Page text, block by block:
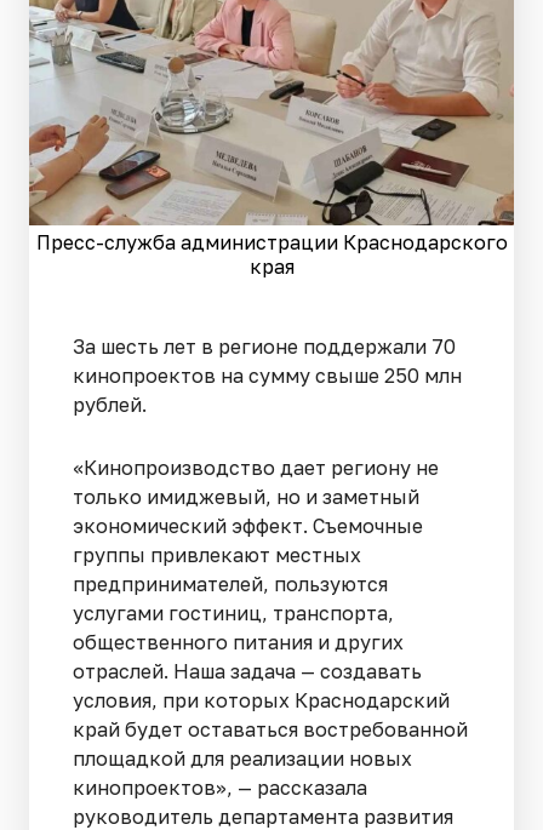
Пресс-служба администрации Краснодарского
края
За шесть лет в регионе поддержали 70
кинопроектов на сумму свыше 250 млн
рублей.
«Кинопроизводство дает региону не
только имиджевый, но и заметный
экономический эффект. Съемочные
группы привлекают местных
предпринимателей, пользуются
услугами гостиниц, транспорта,
общественного питания и других
отраслей. Наша задача — создавать
условия, при которых Краснодарский
край будет оставаться востребованной
площадкой для реализации новых
кинопроектов», — рассказала
руководитель департамента развития